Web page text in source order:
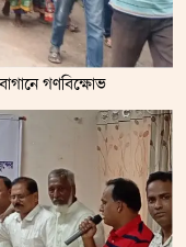
গণবিক্ষোভ